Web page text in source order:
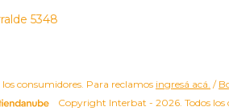
5348
los consumidores. Para reclamos ingresá acá. /
Copyright Interbat - 2026. Todos los